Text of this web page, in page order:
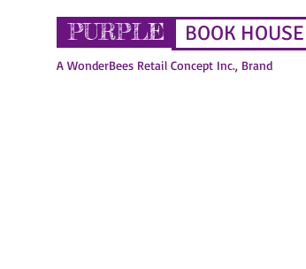
BOOK HOUSE
PURPLE
A WonderBees Retail Concept Inc., Brand